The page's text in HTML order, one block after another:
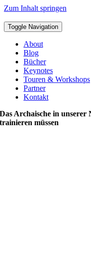
Zum Inhalt springen
Toggle Navigation
About
Blog
Bücher
Keynotes
Touren & Workshops
Partner
Kontakt
Das Archaische in
trainieren müssen